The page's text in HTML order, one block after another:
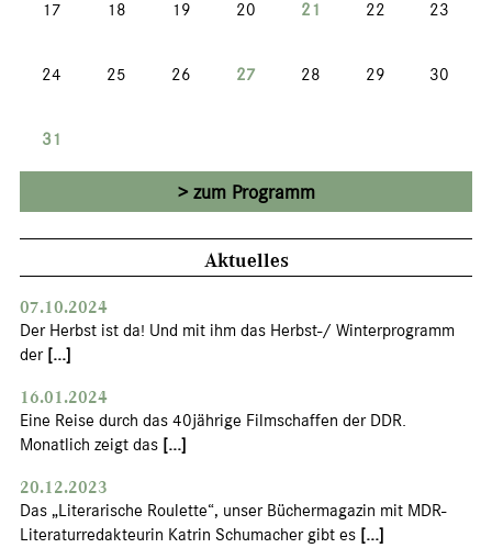
17 18 19 20 21 22 23
24 25 26 27 28 29 30
31
zum Programm
Aktuelles
07.10.2024
Der Herbst ist da! Und mit ihm das Herbst-/ Winterprogramm
der [...]
16.01.2024
Eine Reise durch das 40jährige Filmschaffen der DDR.
Monatlich zeigt das [...]
20.12.2023
Das „Literarische Roulette“, unser Büchermagazin mit MDR-
Literaturredakteurin Katrin Schumacher gibt es [...]